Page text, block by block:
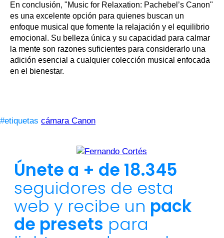
En conclusión, "Music for Relaxation: Pachebel’s Canon"
es una excelente opción para quienes buscan un
enfoque musical que fomente la relajación y el equilibrio
emocional. Su belleza única y su capacidad para calmar
la mente son razones suficientes para considerarlo una
adición esencial a cualquier colección musical enfocada
en el bienestar.
#etiquetas cámara Canon
Únete a + de 18.345
seguidores de esta
web y recibe un pack
de presets para